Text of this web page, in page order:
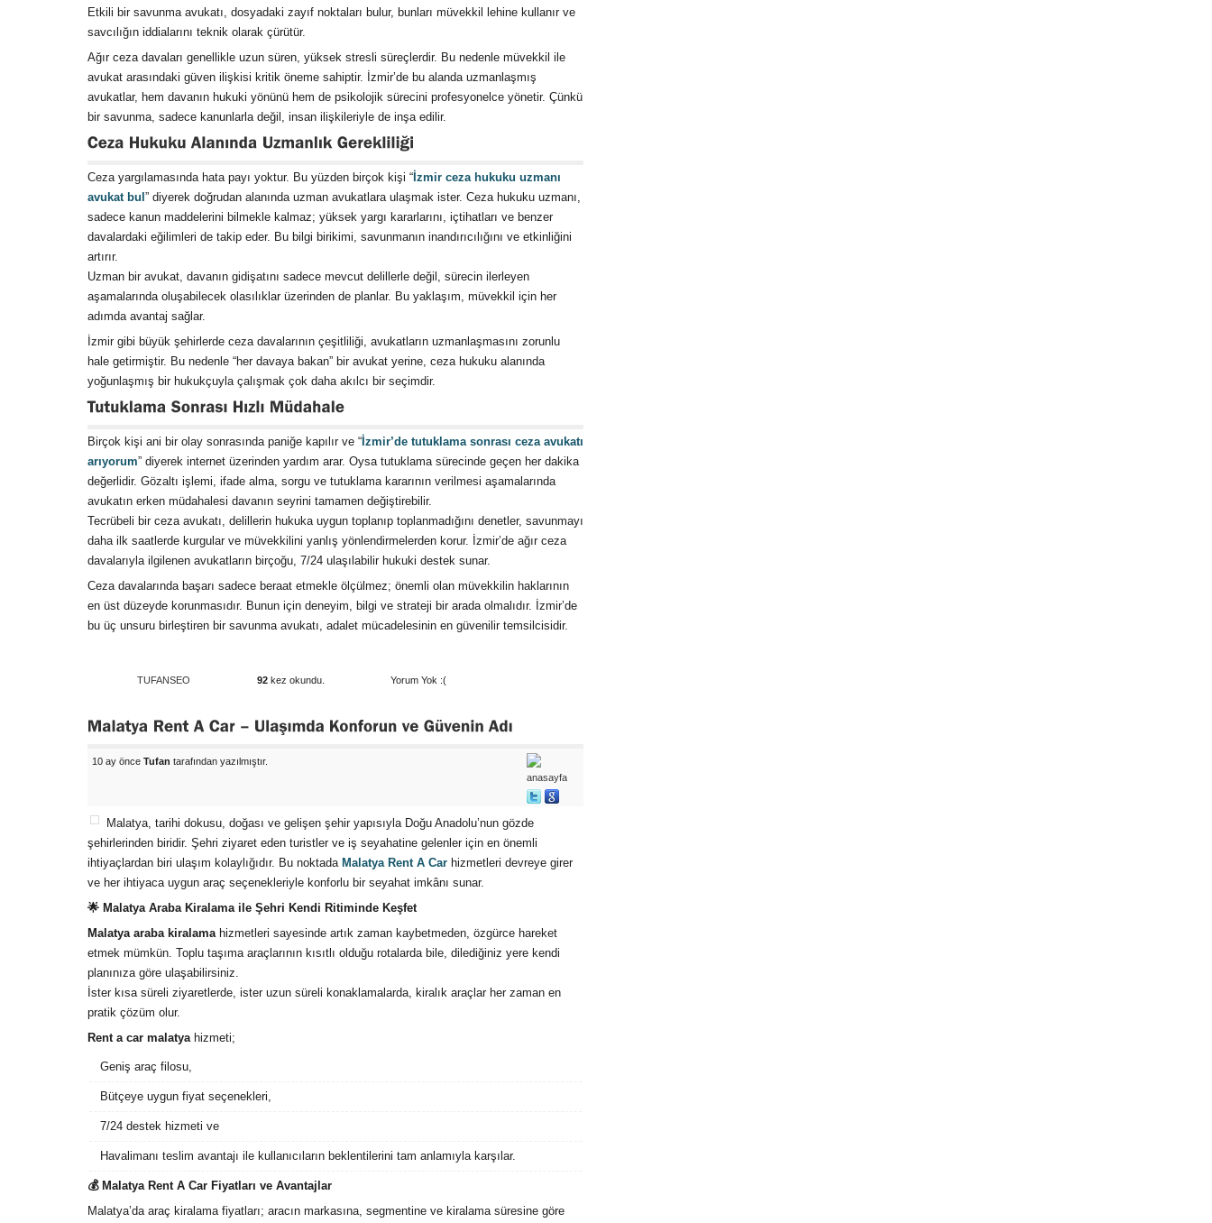
Etkili bir savunma avukatı, dosyadaki zayıf noktaları bulur, bunları müvekkil lehine kullanır ve
savcılığın iddialarını teknik olarak çürütür.
Ağır ceza davaları genellikle uzun süren, yüksek stresli süreçlerdir. Bu nedenle müvekkil ile
avukat arasındaki güven ilişkisi kritik öneme sahiptir. İzmir’de bu alanda uzmanlaşmış
avukatlar, hem davanın hukuki yönünü hem de psikolojik sürecini profesyonelce yönetir. Çünkü
bir savunma, sadece kanunlarla değil, insan ilişkileriyle de inşa edilir.
Ceza yargılamasında hata payı yoktur. Bu yüzden birçok kişi “ İzmir ceza hukuku uzmanı
avukat bul ” diyerek doğrudan alanında uzman avukatlara ulaşmak ister. Ceza hukuku uzmanı,
sadece kanun maddelerini bilmekle kalmaz; yüksek yargı kararlarını, içtihatları ve benzer
davalardaki eğilimleri de takip eder. Bu bilgi birikimi, savunmanın inandırıcılığını ve etkinliğini
artırır.
Uzman bir avukat, davanın gidişatını sadece mevcut delillerle değil, sürecin ilerleyen
aşamalarında oluşabilecek olasılıklar üzerinden de planlar. Bu yaklaşım, müvekkil için her
adımda avantaj sağlar.
İzmir gibi büyük şehirlerde ceza davalarının çeşitliliği, avukatların uzmanlaşmasını zorunlu
hale getirmiştir. Bu nedenle “her davaya bakan” bir avukat yerine, ceza hukuku alanında
yoğunlaşmış bir hukukçuyla çalışmak çok daha akılcı bir seçimdir.
Birçok kişi ani bir olay sonrasında paniğe kapılır ve “ İzmir’de tutuklama sonrası ceza avukatı
arıyorum” diyerek internet üzerinden yardım arar. Oysa tutuklama sürecinde geçen her dakika
değerlidir. Gözaltı işlemi, ifade alma, sorgu ve tutuklama kararının verilmesi aşamalarında
avukatın erken müdahalesi davanın seyrini tamamen değiştirebilir.
Tecrübeli bir ceza avukatı, delillerin hukuka uygun toplanıp toplanmadığını denetler, savunmayı
daha ilk saatlerde kurgular ve müvekkilini yanlış yönlendirmelerden korur. İzmir’de ağır ceza
davalarıyla ilgilenen avukatların birçoğu, 7/24 ulaşılabilir hukuki destek sunar.
Ceza davalarında başarı sadece beraat etmekle ölçülmez; önemli olan müvekkilin haklarının
en üst düzeyde korunmasıdır. Bunun için deneyim, bilgi ve strateji bir arada olmalıdır. İzmir’de
bu üç unsuru birleştiren bir savunma avukatı, adalet mücadelesinin en güvenilir temsilcisidir.
TUFANSEO 92 kez okundu. Yorum Yok :(
10 ay önce Tufan tarafından yazılmıştır.
Malatya, tarihi dokusu, doğası ve gelişen şehir yapısıyla Doğu Anadolu’nun gözde
şehirlerinden biridir. Şehri ziyaret eden turistler ve iş seyahatine gelenler için en önemli
ihtiyaçlardan biri ulaşım kolaylığıdır. Bu noktada Malatya Rent A Car hizmetleri devreye girer
ve her ihtiyaca uygun araç seçenekleriyle konforlu bir seyahat imkânı sunar.
🌟 Malatya Araba Kiralama ile Şehri Kendi Ritiminde Keşfet
Malatya araba kiralamahizmetleri sayesinde artık zaman kaybetmeden, özgürce hareket
etmek mümkün. Toplu taşıma araçlarının kısıtlı olduğu rotalarda bile, dilediğiniz yere kendi
planınıza göre ulaşabilirsiniz.
İster kısa süreli ziyaretlerde, ister uzun süreli konaklamalarda, kiralık araçlar her zaman en
pratik çözüm olur.
Rent a car malatyahizmeti;
Geniş araç filosu,
Bütçeye uygun fiyat seçenekleri,
7/24 destek hizmeti ve
Havalimanı teslim avantajı ile kullanıcıların beklentilerini tam anlamıyla karşılar.
💰 Malatya Rent A Car Fiyatları ve Avantajlar
Malatya’da araç kiralama fiyatları; aracın markasına, segmentine ve kiralama süresine göre